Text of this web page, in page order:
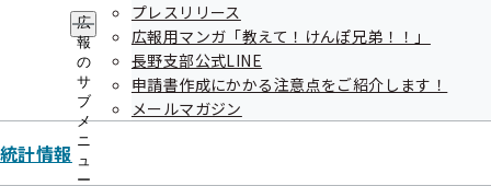
広
報
の
サ
ブ
メ
ニ
ュ
ー
プレスリリース
広報用マンガ「教えて！けんぽ兄弟！！」
長野支部公式LINE
申請書作成にかかる注意点をご紹介します！
メールマガジン
統計情報
健康保険委員への無料サポート
広報誌「健康保険委員のひろば」を年4回お届け
広報誌「健康保険委員のひろば」を発行しています